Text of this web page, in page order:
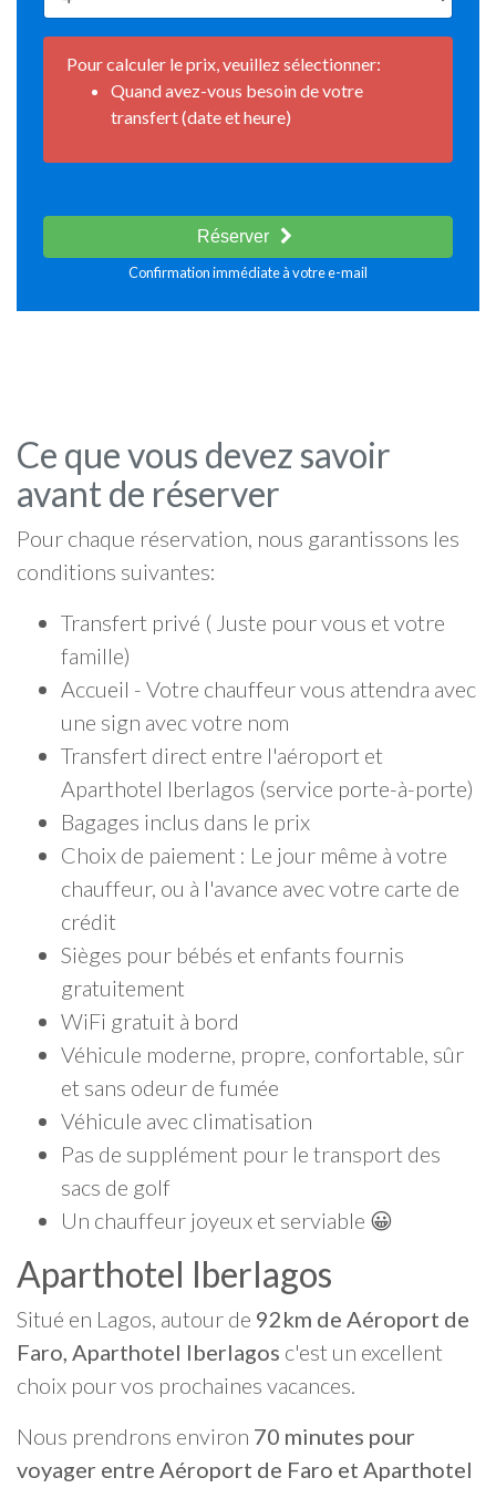
Pour calculer le prix, veuillez sélectionner:
Quand avez-vous besoin de votre
transfert (date et heure)
Réserver
Confirmation immédiate à votre e-mail
Ce que vous devez savoir
avant de réserver
Pour chaque réservation, nous garantissons les
conditions suivantes:
Transfert privé ( Juste pour vous et votre
famille)
Accueil - Votre chauffeur vous attendra avec
une sign avec votre nom
Transfert direct entre l'aéroport et
Aparthotel Iberlagos (service porte-à-porte)
Bagages inclus dans le prix
Choix de paiement : Le jour même à votre
chauffeur, ou à l'avance avec votre carte de
crédit
Sièges pour bébés et enfants fournis
gratuitement
WiFi gratuit à bord
Véhicule moderne, propre, confortable, sûr
et sans odeur de fumée
Véhicule avec climatisation
Pas de supplément pour le transport des
sacs de golf
Un chauffeur joyeux et serviable 😀
Aparthotel Iberlagos
Situé en Lagos, autour de 92km de Aéroport de
Faro, Aparthotel Iberlagos c'est un excellent
choix pour vos prochaines vacances.
Nous prendrons environ 70 minutes pour
voyager entre Aéroport de Faro et Aparthotel